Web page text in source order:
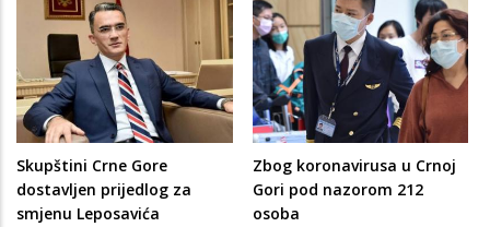
Skupštini Crne Gore
dostavljen prijedlog za
smjenu Leposavića
Zbog koronavirusa u Crnoj
Gori pod nazorom 212
osoba